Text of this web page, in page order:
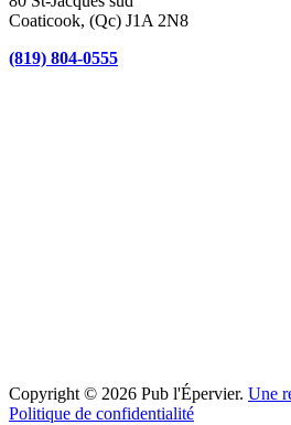
Coaticook, (Qc) J1A 2N8
(819) 804-0555
Copyright © 2026 Pub l'Épervier. Une
Politique de confidentialité